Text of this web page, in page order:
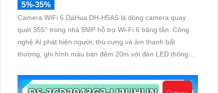
5%-35%
Camera WiFi 6 DaHua DH-H5AS là dòng camera quay
quét 355° trong nhà 5MP hỗ trợ Wi-Fi 6 băng tần. Công
nghệ AI phát hiện người, thú cưng và âm thanh bất
thường, ghi hình màu ban đêm 20m với đèn LED thông
ứng dụng DMSS,